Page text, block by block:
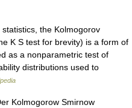
the Kolmogorov
K S test for brevity) is a form of
as a nonparametric test of
distributions used to
Kolmogorow Smirnow